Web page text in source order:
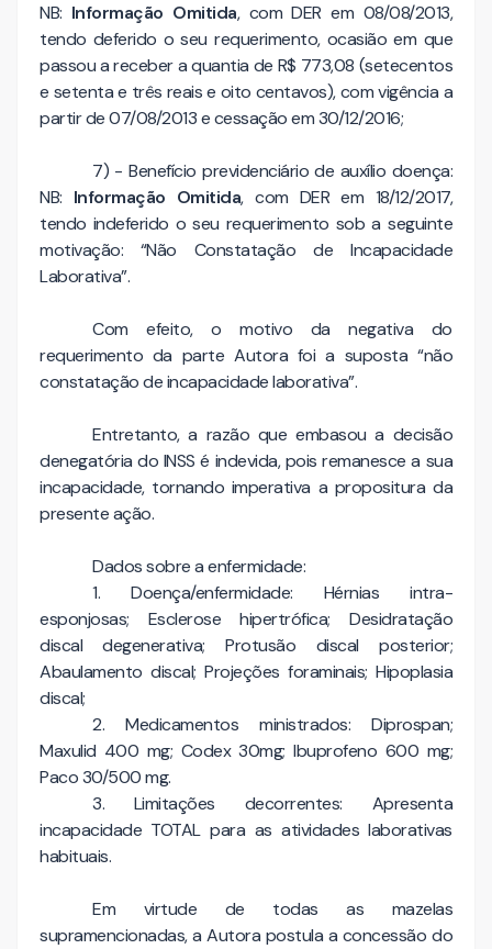
NB: Informação Omitida, com DER em 08/08/2013,
tendo deferido o seu requerimento, ocasião em que
passou a receber a quantia de R$ 773,08 (setecentos
e setenta e três reais e oito centavos), com vigência a
partir de 07/08/2013 e cessação em 30/12/2016;
7) - Benefício previdenciário de auxílio doença:
NB: Informação Omitida, com DER em 18/12/2017,
tendo indeferido o seu requerimento sob a seguinte
motivação: “Não Constatação de Incapacidade
Laborativa”.
Com efeito, o motivo da negativa do
requerimento da parte Autora foi a suposta “não
constatação de incapacidade laborativa”.
Entretanto, a razão que embasou a decisão
denegatória do INSS é indevida, pois remanesce a sua
incapacidade, tornando imperativa a propositura da
presente ação.
Dados sobre a enfermidade:
1. Doença/enfermidade: Hérnias intra-
esponjosas; Esclerose hipertrófica; Desidratação
discal degenerativa; Protusão discal posterior;
Abaulamento discal; Projeções foraminais; Hipoplasia
discal;
2. Medicamentos ministrados: Diprospan;
Maxulid 400 mg; Codex 30mg; Ibuprofeno 600 mg;
Paco 30/500 mg.
3. Limitações decorrentes: Apresenta
incapacidade TOTAL para as atividades laborativas
habituais.
Em virtude de todas as mazelas
supramencionadas, a Autora postula a concessão do